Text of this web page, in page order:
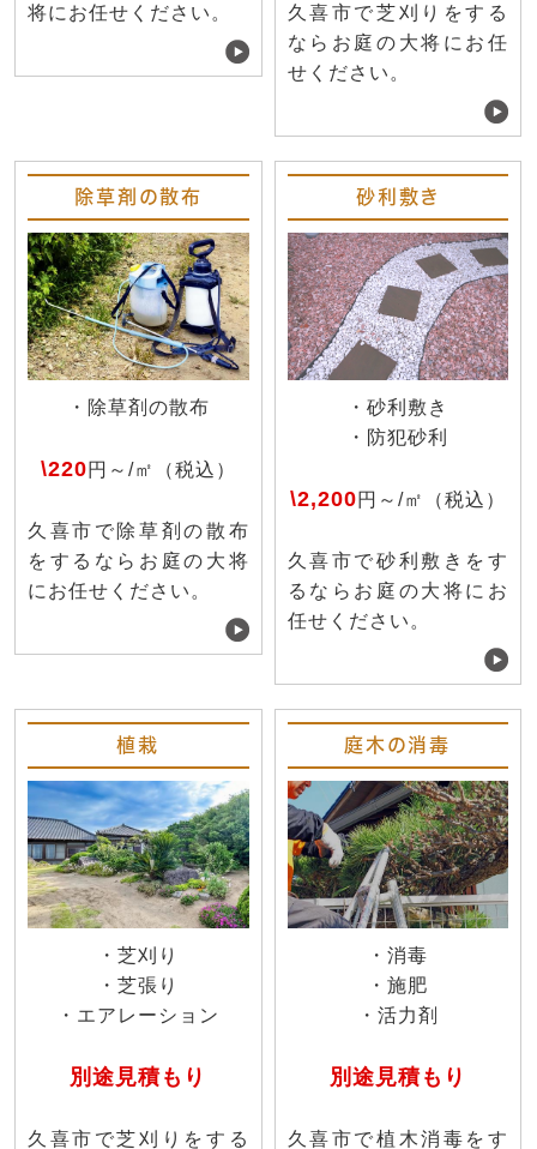
将にお任せください。
久喜市で芝刈りをする
ならお庭の大将にお任
せください。
除草剤の散布
・除草剤の散布
\220円～/㎡（税込）
久喜市で除草剤の散布
をするならお庭の大将
にお任せください。
砂利敷き
・砂利敷き
・防犯砂利
\2,200円～/㎡（税込）
久喜市で砂利敷きをす
るならお庭の大将にお
任せください。
植栽
・芝刈り
・芝張り
・エアレーション
別途見積もり
久喜市で芝刈りをする
庭木の消毒
・消毒
・施肥
・活力剤
別途見積もり
久喜市で植木消毒をす